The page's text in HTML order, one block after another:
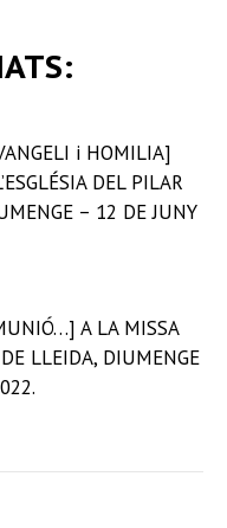
i HOMILIA]
DEL PILAR
– 12 DE JUNY
A LA MISSA
LLEIDA, DIUMENGE